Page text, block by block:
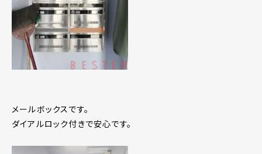
メールボックスです。
ダイアルロック付きで安心です。